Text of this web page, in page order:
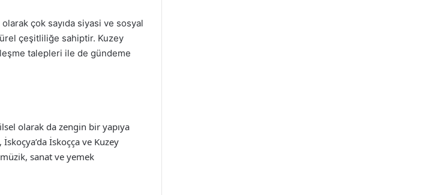
çok sayıda siyasi ve sosyal
çeşitliliğe sahiptir. Kuzey
talepleri ile de gündeme
olarak da zengin bir yapıya
İskoçça ve Kuzey
sanat ve yemek